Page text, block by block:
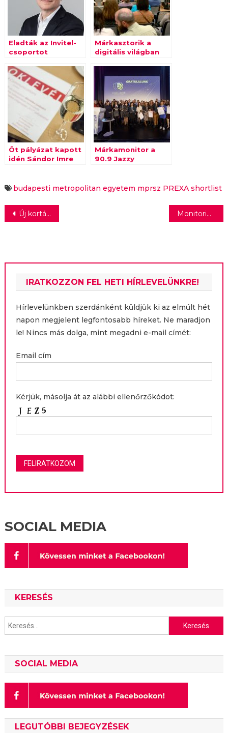
Eladták az Invitel-
csoportot
Márkasztorik a
digitális világban
Öt pályázat kapott
idén Sándor Imre
Márkamonitor a
90.9 Jazzy
beszélgetünk
budapesti metropolitan egyetem mprsz PREXA shortlist
Bejegyzés
Új kortárs galéria nyílt Budapesten Hajnal Gabriella kárpitművész kiállításával Monitoringrendszer kiépítését támogatja a Telekom az élővilág megőrzéséért
IRATKOZZON FEL HETI HÍRLEVELÜNKRE!
Hírlevelünkben szerdánként küldjük ki az elmúlt hét
napon megjelent legfontosabb híreket. Ne maradjon
le! Nincs más dolga, mint megadni e-mail címét:
Email cím
Kérjük, másolja át az alábbi ellenőrzőkódot:
SOCIAL MEDIA
KERESÉS
Keresés:
SOCIAL MEDIA
LEGUTÓBBI BEJEGYZÉSEK